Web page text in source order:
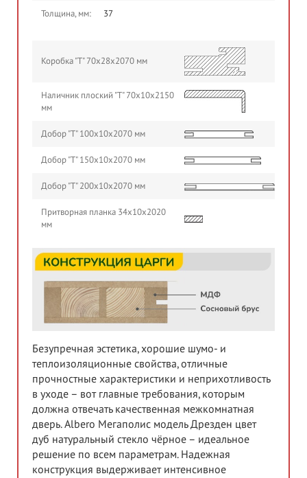
Толщина, мм: 37
Коробка "Т" 70х28х2070 мм
Наличник плоский "Т" 70х10х2150
мм
Добор "Т" 100х10х2070 мм
Добор "Т" 150х10х2070 мм
Добор "Т" 200х10х2070 мм
Притворная планка 34х10х2020
мм
Безупречная эстетика, хорошие шумо- и
теплоизоляционные свойства, отличные
прочностные характеристики и неприхотливость
в уходе – вот главные требования, которым
должна отвечать качественная межкомнатная
дверь. Albero Мегаполис модель Дрезден цвет
дуб натуральный стекло чёрное – идеальное
решение по всем параметрам. Надежная
конструкция выдерживает интенсивное